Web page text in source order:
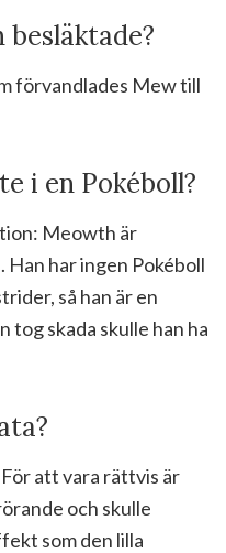
förvandlades Mew till
i en Pokéboll?
Meowth är
har ingen Pokéboll
så han är en
tog skada skulle han ha
att vara rättvis är
och skulle
som den lilla